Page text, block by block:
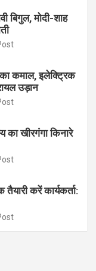
बिगुल, मोदी-शाह
कमाल, इलेक्ट्रिक
उड़ान
का खीरगंगा किनारे
तैयारी करें कार्यकर्ता: